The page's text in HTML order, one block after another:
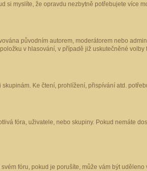
si myslíte, že opravdu nezbytně potřebujete více
původním autorem, moderátorem nebo
v hlasování, v případě již uskutečněné
Ke čtení, prohlížení, přispívání atd.
fóra, uživatele, nebo skupiny. Pokud nemáte
fóru, pokud je porušíte, může vám být